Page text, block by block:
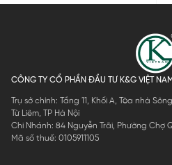
CÔNG TY CỔ PHẦN ĐẦU TƯ K&G VIỆT NAM
Trụ sở chính: Tầng 11, Khối A, Tòa nhà
Từ Liêm, TP Hà Nội
Chi Nhánh: 84 Nguyễn Trãi, Phường Chợ
Mã số thuế: 0105911105